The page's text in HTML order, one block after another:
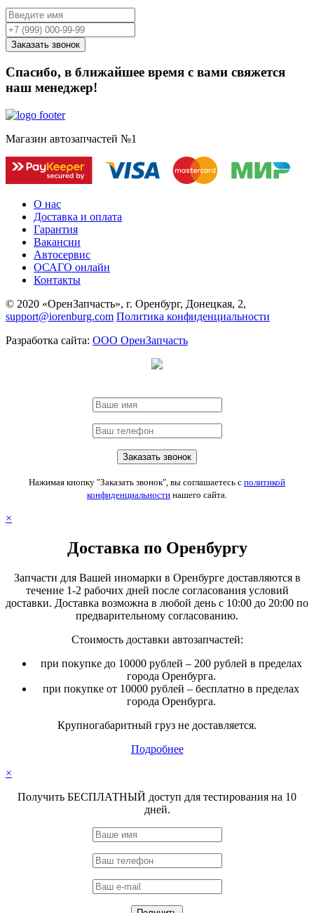
Спасибо, в ближайшее время с вами свяжется
наш менеджер!
Магазин автозапчастей №1
О нас
Доставка и оплата
Гарантия
Вакансии
Автосервис
ОСАГО онлайн
Контакты
© 2020 «ОренЗапчасть», г. Оренбург, Донецкая, 2,
support@iorenburg.com Политика конфиденциальности
Разработка сайта: ООО ОренЗапчасть
Нажимая кнопку "Заказать звонок", вы соглашаетесь с политикой
конфиденциальности нашего сайта.
×
Доставка по Оренбургу
Запчасти для Вашей иномарки в Оренбурге доставляются в
течение 1-2 рабочих дней после согласования условий
доставки. Доставка возможна в любой день с 10:00 до 20:00 по
предварительному согласованию.
Стоимость доставки автозапчастей:
при покупке до 10000 рублей – 200 рублей в пределах
города Оренбурга.
при покупке от 10000 рублей – бесплатно в пределах
города Оренбурга.
Крупногабаритный груз не доставляется.
Подробнее
×
Получить БЕСПЛАТНЫЙ доступ для тестирования на 10
дней.